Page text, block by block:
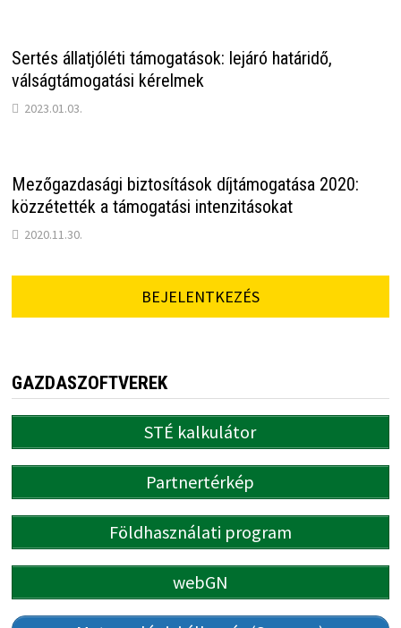
Sertés állatjóléti támogatások: lejáró határidő,
válságtámogatási kérelmek
2023.01.03.
Mezőgazdasági biztosítások díjtámogatása 2020:
közzétették a támogatási intenzitásokat
2020.11.30.
BEJELENTKEZÉS
GAZDASZOFTVEREK
STÉ kalkulátor
Partnertérkép
Földhasználati program
webGN